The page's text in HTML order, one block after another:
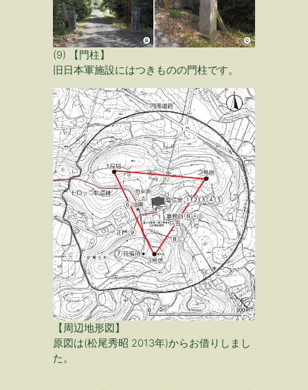
(9) 【門柱】
旧日本軍施設にはつきものの門柱です。
【 周辺地形図】
原図は(松尾秀昭 2013年)からお借りしまし
た。